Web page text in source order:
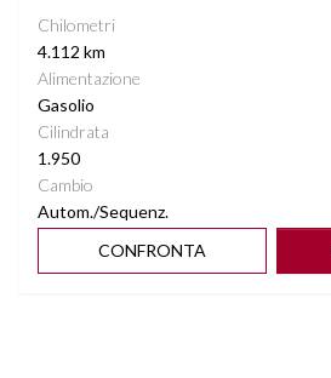
Chilometri
4.112 km
Alimentazione
Gasolio
Cilindrata
1.950
Cambio
Autom./Sequenz.
CONFRONTA